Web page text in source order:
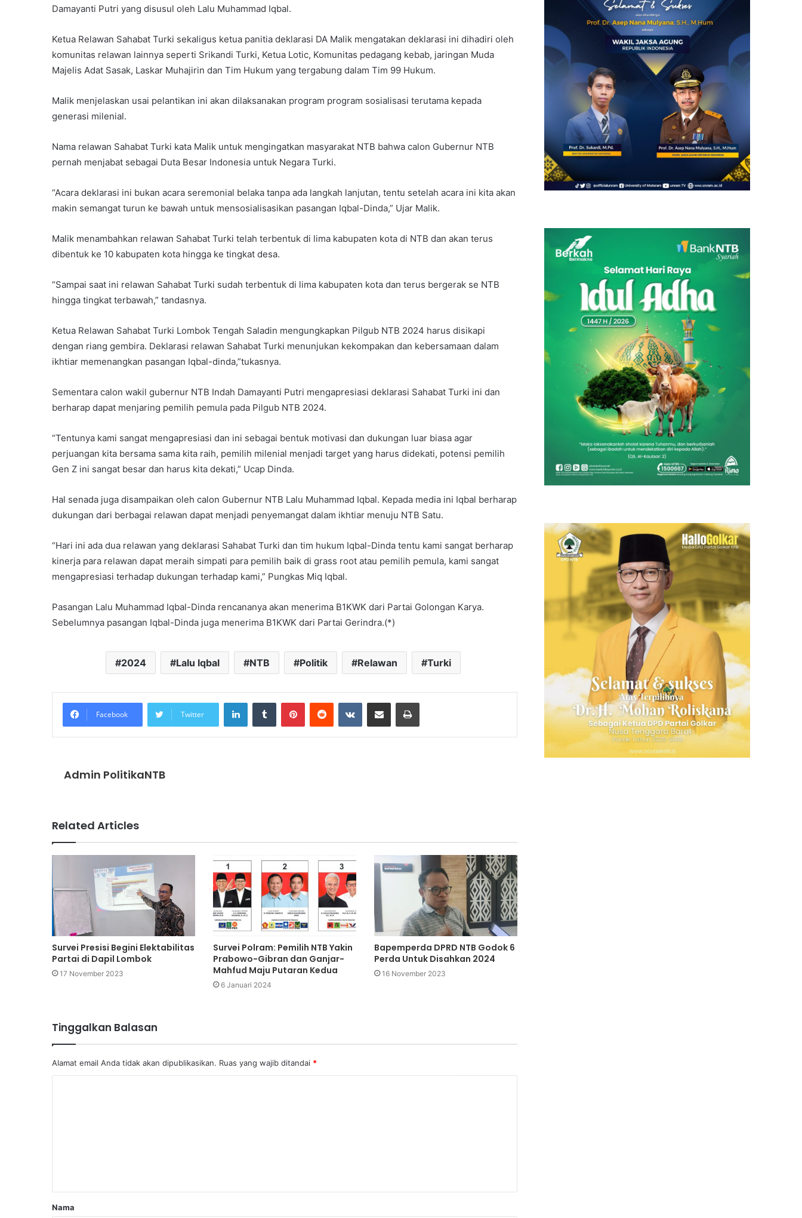
Damayanti Putri yang disusul oleh Lalu Muhammad Iqbal.
Ketua Relawan Sahabat Turki sekaligus ketua panitia deklarasi DA Malik mengatakan deklarasi ini dihadiri oleh
komunitas relawan lainnya seperti Srikandi Turki, Ketua Lotic, Komunitas pedagang kebab, jaringan Muda
Majelis Adat Sasak, Laskar Muhajirin dan Tim Hukum yang tergabung dalam Tim 99 Hukum.
Malik menjelaskan usai pelantikan ini akan dilaksanakan program program sosialisasi terutama kepada
generasi milenial.
Nama relawan Sahabat Turki kata Malik untuk mengingatkan masyarakat NTB bahwa calon Gubernur NTB
pernah menjabat sebagai Duta Besar Indonesia untuk Negara Turki.
“Acara deklarasi ini bukan acara seremonial belaka tanpa ada langkah lanjutan, tentu setelah acara ini kita akan
makin semangat turun ke bawah untuk mensosialisasikan pasangan Iqbal-Dinda,” Ujar Malik.
Malik menambahkan relawan Sahabat Turki telah terbentuk di lima kabupaten kota di NTB dan akan terus
dibentuk ke 10 kabupaten kota hingga ke tingkat desa.
“Sampai saat ini relawan Sahabat Turki sudah terbentuk di lima kabupaten kota dan terus bergerak se NTB
hingga tingkat terbawah,” tandasnya.
Ketua Relawan Sahabat Turki Lombok Tengah Saladin mengungkapkan Pilgub NTB 2024 harus disikapi
dengan riang gembira. Deklarasi relawan Sahabat Turki menunjukan kekompakan dan kebersamaan dalam
ikhtiar memenangkan pasangan Iqbal-dinda,”tukasnya.
Sementara calon wakil gubernur NTB Indah Damayanti Putri mengapresiasi deklarasi Sahabat Turki ini dan
berharap dapat menjaring pemilih pemula pada Pilgub NTB 2024.
“Tentunya kami sangat mengapresiasi dan ini sebagai bentuk motivasi dan dukungan luar biasa agar
perjuangan kita bersama sama kita raih, pemilih milenial menjadi target yang harus didekati, potensi pemilih
Gen Z ini sangat besar dan harus kita dekati,” Ucap Dinda.
Hal senada juga disampaikan oleh calon Gubernur NTB Lalu Muhammad Iqbal. Kepada media ini Iqbal berharap
dukungan dari berbagai relawan dapat menjadi penyemangat dalam ikhtiar menuju NTB Satu.
“Hari ini ada dua relawan yang deklarasi Sahabat Turki dan tim hukum Iqbal-Dinda tentu kami sangat berharap
kinerja para relawan dapat meraih simpati para pemilih baik di grass root atau pemilih pemula, kami sangat
mengapresiasi terhadap dukungan terhadap kami,” Pungkas Miq Iqbal.
Pasangan Lalu Muhammad Iqbal-Dinda rencananya akan menerima B1KWK dari Partai Golongan Karya.
Sebelumnya pasangan Iqbal-Dinda juga menerima B1KWK dari Partai Gerindra.(*)
2024 Lalu Iqbal NTB Politik Relawan Turki
Facebook Twitter
LinkedInTumblr PinterestReddit VKontakteShare via Email Print
Admin PolitikaNTB
Related Articles
Survei Presisi Begini Elektabilitas
Partai di Dapil Lombok
17 November 2023
Survei Polram: Pemilih NTB Yakin
Prabowo-Gibran dan Ganjar-
Mahfud Maju Putaran Kedua
6 Januari 2024
Bapemperda DPRD NTB Godok 6
Perda Untuk Disahkan 2024
16 November 2023
Tinggalkan Balasan
Alamat email Anda tidak akan dipublikasikan. Ruas yang wajib ditandai *
Nama